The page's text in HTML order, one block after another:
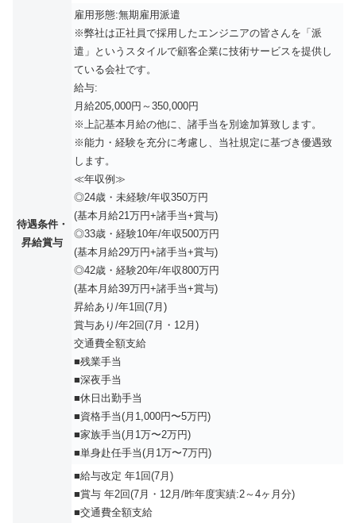
待遇条件・
昇給賞与
雇用形態:無期雇用派遣
※弊社は正社員で採用したエンジニアの皆さんを「派
遣」というスタイルで顧客企業に技術サービスを提供し
ている会社です。
給与:
月給205,000円～350,000円
※上記基本月給の他に、諸手当を別途加算致します。
※能力・経験を充分に考慮し、当社規定に基づき優遇致
します。
≪年収例≫
◎24歳・未経験/年収350万円
(基本月給21万円+諸手当+賞与)
◎33歳・経験10年/年収500万円
(基本月給29万円+諸手当+賞与)
◎42歳・経験20年/年収800万円
(基本月給39万円+諸手当+賞与)
昇給あり/年1回(7月)
賞与あり/年2回(7月・12月)
交通費全額支給
■残業手当
■深夜手当
■休日出勤手当
■資格手当(月1,000円〜5万円)
■家族手当(月1万〜2万円)
■単身赴任手当(月1万〜7万円)
■給与改定 年1回(7月)
■賞与 年2回(7月・12月/昨年度実績:2～4ヶ月分)
■交通費全額支給